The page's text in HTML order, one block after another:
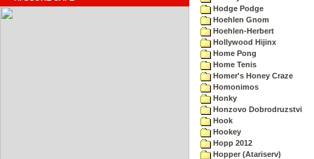
Hodge Podge
Hoehlen Gnom
Hoehlen-Herbert
Hollywood Hijinx
Home Pong
Home Tenis
Homer's Honey Craze
Homonimos
Honky
Honzovo Dobrodruzstvi
Hook
Hookey
Hopp 2012
Hopper (Atariserv)